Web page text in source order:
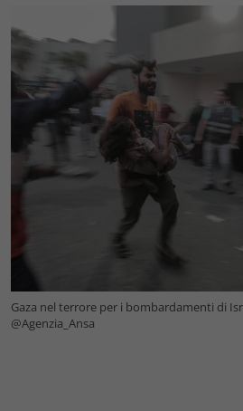
Gaza nel terrore per i bombardamenti di
@Agenzia_Ansa